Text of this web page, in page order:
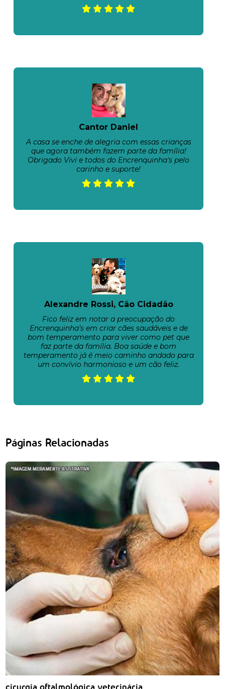
Cantor Daniel
A casa se enche de alegria com essas crianças
que agora também fazem parte da família!
Obrigado Vivi e todos do Encrenquinha's pelo
carinho e suporte!
Alexandre Rossi, Cão Cidadão
Fico feliz em notar a preocupação do
Encrenquinha’s em criar cães saudáveis e de
bom temperamento para viver como pet que
faz parte da família. Boa saúde e bom
temperamento já é meio caminho andado para
um convívio harmonioso e um cão feliz.
Páginas Relacionadas